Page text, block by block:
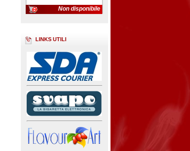
Non disponibile
LINKS UTILI